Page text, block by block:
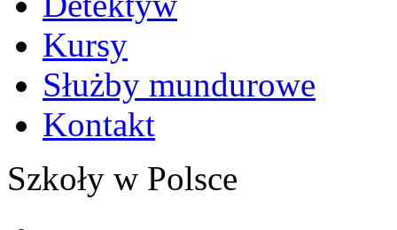
Kursy
Służby mundurowe
Kontakt
Szkoły w Polsce